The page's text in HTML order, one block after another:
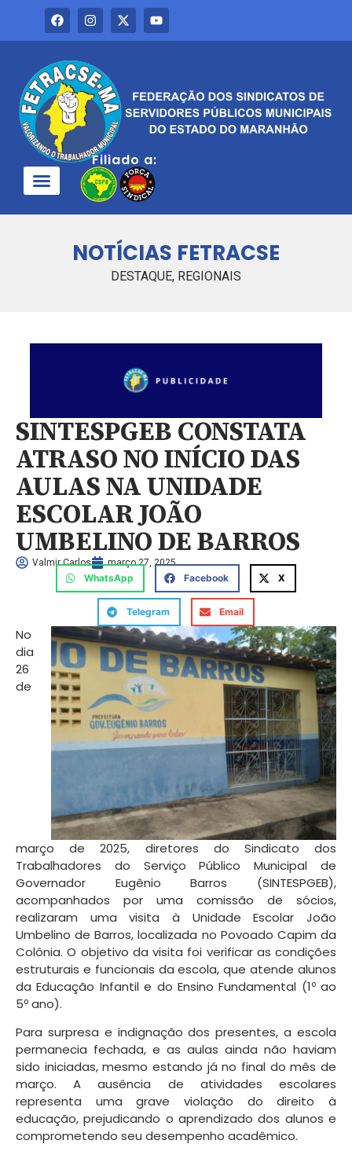
Filiado a:
NOTÍCIAS FETRACSE
DESTAQUE, REGIONAIS
SINTESPGEB CONSTATA
ATRASO NO INÍCIO DAS
AULAS NA UNIDADE
ESCOLAR JOÃO
UMBELINO DE BARROS
Valmir Carlos março 27, 2025
WhatsApp Facebook X
Telegram Email
No
dia
26
de
março de 2025, diretores do Sindicato dos
Trabalhadores do Serviço Público Municipal de
Governador Eugênio Barros (SINTESPGEB),
acompanhados por uma comissão de sócios,
realizaram uma visita à Unidade Escolar João
Umbelino de Barros, localizada no Povoado Capim da
Colônia. O objetivo da visita foi verificar as condições
estruturais e funcionais da escola, que atende alunos
da Educação Infantil e do Ensino Fundamental (1º ao
5º ano).
Para surpresa e indignação dos presentes, a escola
permanecia fechada, e as aulas ainda não haviam
sido iniciadas, mesmo estando já no final do mês de
março. A ausência de atividades escolares
representa uma grave violação do direito à
educação, prejudicando o aprendizado dos alunos e
comprometendo seu desempenho acadêmico.